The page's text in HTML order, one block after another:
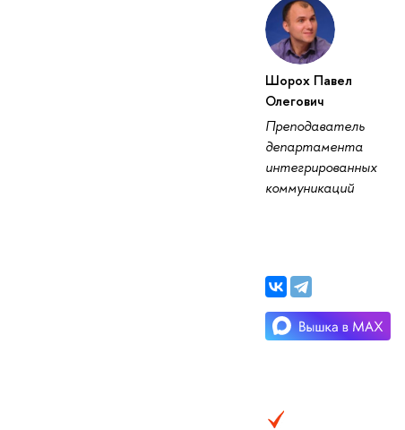
Шорох Павел
Олегович
Преподаватель
департамента
интегрированных
коммуникаций